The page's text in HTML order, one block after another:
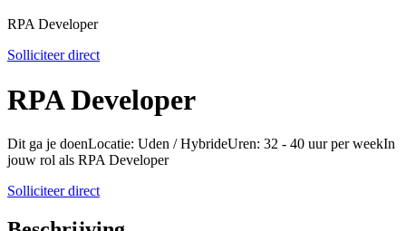
RPA Developer
Solliciteer direct
RPA Developer
Dit ga je doenLocatie: Uden / HybrideUren: 32 - 40 uur per weekIn
jouw rol als RPA Developer
Solliciteer direct